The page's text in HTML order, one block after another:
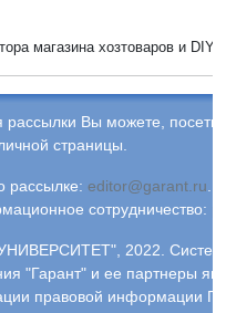
магазина хозтоваров и DIY.
Вы можете,
страницы.
рассылке: editor@garant.ru.
сотрудничество:
2022.
"Гарант" и ее партнеры
правовой информации